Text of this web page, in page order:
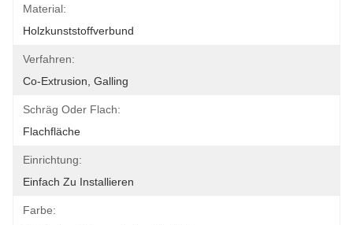
Material:
Holzkunststoffverbund
Verfahren:
Co-Extrusion, Galling
Schräg Oder Flach:
Flachfläche
Einrichtung:
Einfach Zu Installieren
Farbe: